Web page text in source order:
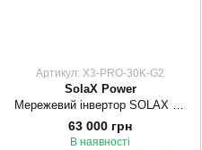
Артикул: X3-PRO-30K-G2
SolaX Power
63 000 грн
В наявності